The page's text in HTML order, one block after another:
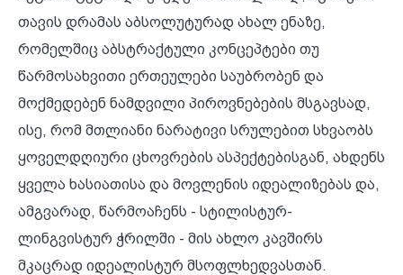
თავის დრამას აბსოლუტურად ახალ ენაზე,
რომელშიც აბსტრაქტული კონცეპტები თუ
წარმოსახვითი ერთეულები საუბრობენ და
მოქმედებენ ნამდვილი პიროვნებების მსგავსად,
ისე, რომ მთლიანი ნარატივი სრულებით სხვაობს
ყოველდღიური ცხოვრების ასპექტებისგან, ახდენს
ყველა ხასიათისა და მოვლენის იდეალიზებას და,
ამგვარად, წარმოაჩენს - სტილისტურ-
ლინგვისტურ ჭრილში - მის ახლო კავშირს
მკაცრად იდეალისტურ მსოფლხედვასთან.